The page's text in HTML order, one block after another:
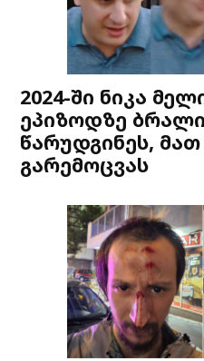
2024-ში ნიკა
ეპიზოდზე
წარუდგინეს,
გარემოცვას